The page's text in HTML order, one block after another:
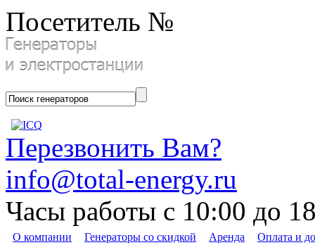
Посетитель №
Перезвонить Вам?
info@total-energy.ru
Часы работы с 10:00 до
О компании Генераторы со скидкой Аренда
Оплата и